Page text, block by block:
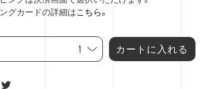
グカードの詳細はこちら。
カートに入れる